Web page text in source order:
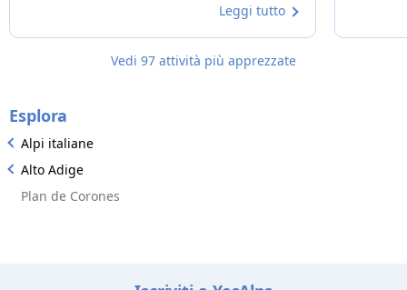
Leggi tutto
Vedi 97 attività più apprezzate
Esplora
Alpi italiane
Alto Adige
Plan de Corones